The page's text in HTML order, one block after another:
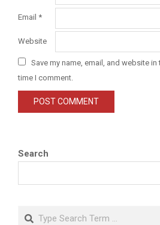
Email *
Website
Save my name, email, and website
time I comment.
Search
Search